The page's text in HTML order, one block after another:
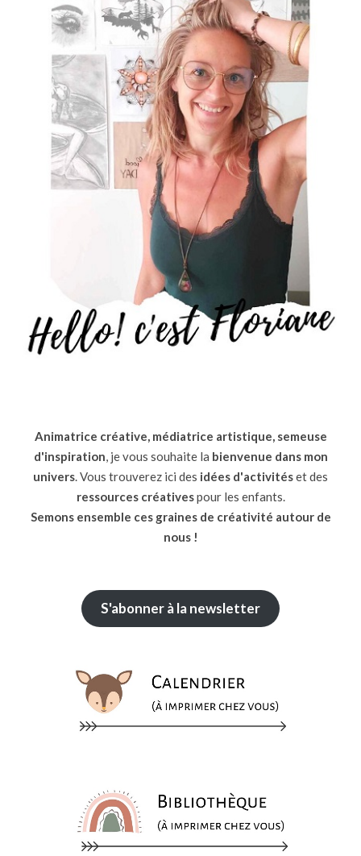
Animatrice créative, médiatrice artistique, semeuse
d'inspiration, je vous souhaite la bienvenue dans mon
univers. Vous trouverez ici des idées d'activitéset des
ressources créativespour les enfants.
Semons ensemble ces graines de créativité autour de
nous !
S'abonner à la newsletter